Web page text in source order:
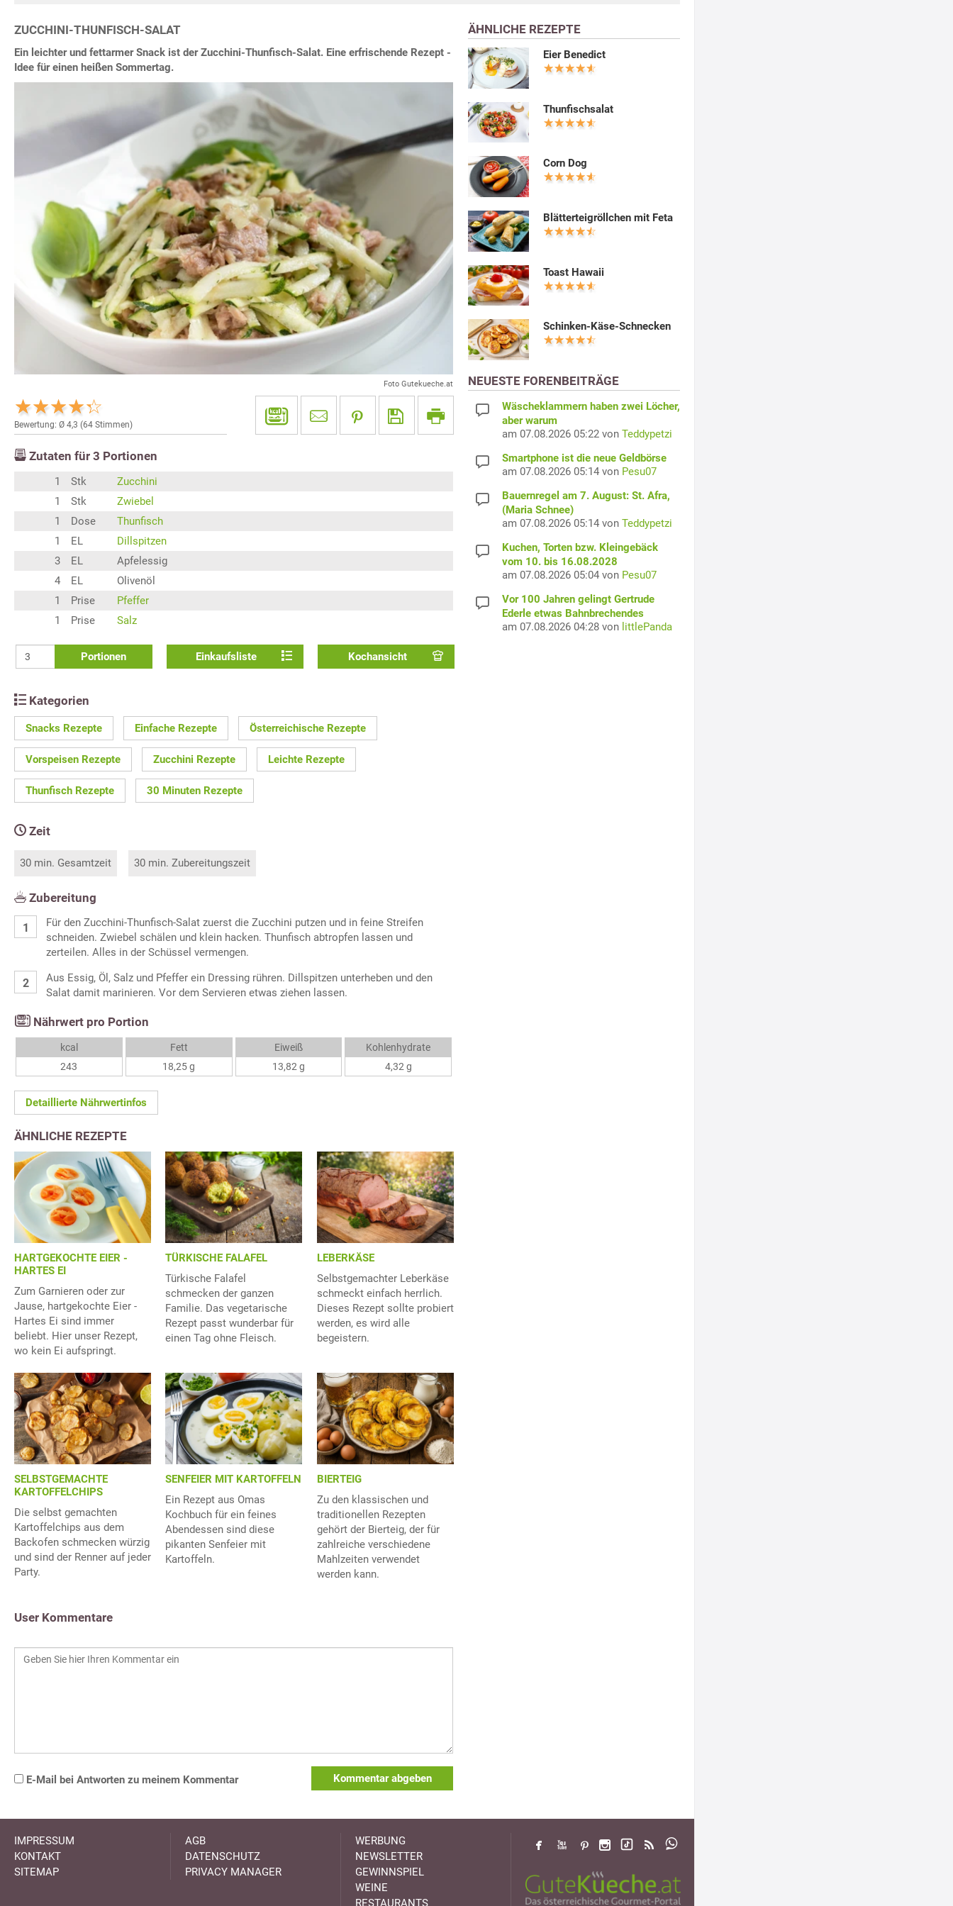
ZUCCHINI-THUNFISCH-SALAT
Ein leichter und fettarmer Snack ist der Zucchini-Thunfisch-Salat. Eine erfrischende Rezept -
Idee für einen heißen Sommertag.
Foto Gutekueche.at
Bewertung: Ø 4,3 (64 Stimmen)
Zutaten für 3 Portionen
1 Stk
Zucchini
1
Stk
Zwiebel
1
Dose
Thunfisch
1
EL
Dillspitzen
3
EL
Apfelessig
4
EL
Olivenöl
1
Prise
Pfeffer
1
Prise Salz
Portionen Einkaufsliste Kochansicht
Kategorien
Snacks Rezepte Einfache Rezepte Österreichische Rezepte
Vorspeisen Rezepte Zucchini Rezepte Leichte Rezepte
Thunfisch Rezepte 30 Minuten Rezepte
Zeit
30 min. Gesamtzeit 30 min. Zubereitungszeit
Zubereitung
Für den Zucchini-Thunfisch-Salat zuerst die Zucchini putzen und in feine Streifen
schneiden. Zwiebel schälen und klein hacken. Thunfisch abtropfen lassen und
zerteilen. Alles in der Schüssel vermengen.
Aus Essig, Öl, Salz und Pfeffer ein Dressing rühren. Dillspitzen unterheben und den
Salat damit marinieren. Vor dem Servieren etwas ziehen lassen.
Nährwert pro Portion
kcal
243
Fett
18,25 g
Eiweiß
13,82 g
Kohlenhydrate
4,32 g
Detaillierte Nährwertinfos
ÄHNLICHE REZEPTE
HARTGEKOCHTE EIER -
HARTES EI
Zum Garnieren oder zur
Jause, hartgekochte Eier -
Hartes Ei sind immer
beliebt. Hier unser Rezept,
wo kein Ei aufspringt.
TÜRKISCHE FALAFEL
Türkische Falafel
schmecken der ganzen
Familie. Das vegetarische
Rezept passt wunderbar für
einen Tag ohne Fleisch.
LEBERKÄSE
Selbstgemachter Leberkäse
schmeckt einfach herrlich.
Dieses Rezept sollte probiert
werden, es wird alle
begeistern.
SELBSTGEMACHTE
KARTOFFELCHIPS
Die selbst gemachten
Kartoffelchips aus dem
Backofen schmecken würzig
und sind der Renner auf jeder
Party.
SENFEIER MIT KARTOFFELN
Ein Rezept aus Omas
Kochbuch für ein feines
Abendessen sind diese
pikanten Senfeier mit
Kartoffeln.
BIERTEIG
Zu den klassischen und
traditionellen Rezepten
gehört der Bierteig, der für
zahlreiche verschiedene
Mahlzeiten verwendet
werden kann.
User Kommentare
E-Mail bei Antworten zu meinem Kommentar Kommentar abgeben
ÄHNLICHE REZEPTE
Eier Benedict
Thunfischsalat
Corn Dog
Blätterteigröllchen mit Feta
Toast Hawaii
Schinken-Käse-Schnecken
NEUESTE FORENBEITRÄGE
Wäscheklammern haben zwei Löcher,
aber warum
am 07.08.2026 05:22 von Teddypetzi
Smartphone ist die neue Geldbörse
am 07.08.2026 05:14 von Pesu07
Bauernregel am 7. August: St. Afra,
(Maria Schnee)
am 07.08.2026 05:14 von Teddypetzi
Kuchen, Torten bzw. Kleingebäck
vom 10. bis 16.08.2028
am 07.08.2026 05:04 von Pesu07
Vor 100 Jahren gelingt Gertrude
Ederle etwas Bahnbrechendes
am 07.08.2026 04:28 von littlePanda
IMPRESSUM
KONTAKT
SITEMAP
AGB
DATENSCHUTZ
PRIVACY MANAGER
WERBUNG
NEWSLETTER
GEWINNSPIEL
WEINE
RESTAURANTS